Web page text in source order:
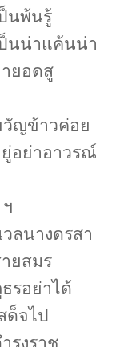
นพ้นรู้
นน่าแค้นน่า
ยอดสู
ญข้าวค่อย
อย่าอาวรณ์
ลนางดรสา
ยสมร
รอย่าได้
ด็จไป
รงราช